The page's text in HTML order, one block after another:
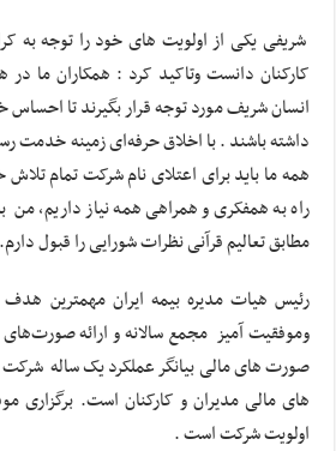
شریفی یکی از اولویت های خود را توجه به
کارکنان دانست وتاکید کرد : همکاران ما
انسان شریف مورد توجه قرار بگیرند تا احساس
داشته باشند . با اخلاق حرفه‌ای زمینه خدمت
همه ما باید برای اعتلای نام شرکت تمام تلاش
راه به همفکری و همراهی همه نیاز داریم، من
مطابق تعالیم قرآنی نظرات شورایی را قبول دارم.
رئیس هیات مدیره بیمه ایران مهمترین
وموفقیت آمیز مجمع سالانه و ارائه
صورت های مالی بیانگر عملکرد یک ساله
های مالی مدیران و کارکنان است. برگزاری
اولویت شرکت است .